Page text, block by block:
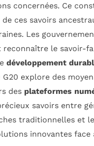
concernées. Ce
de ces savoirs
Les
le savoir-
développement
explore des
des plateformes
savoirs entre
traditionnelles et
innovantes face